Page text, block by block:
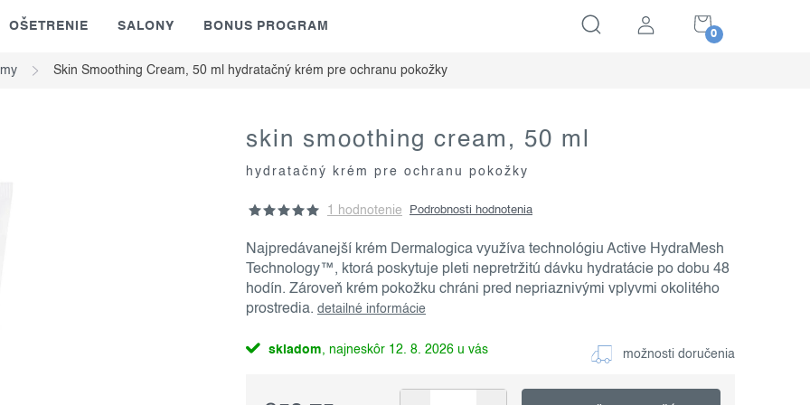
NÁKUPNÝ
KOŠÍK
OŠETRENIE SALONY BONUS PROGRAM
Skin Smoothing Cream, 50 ml hydratačný krém pre ochranu pokožky
skin smoothing cream, 50 ml
hydratačný krém pre ochranu pokožky
1 hodnotenie Podrobnosti hodnotenia
Najpredávanejší krém Dermalogica využíva technológiu Active HydraMesh
Technology™, ktorá poskytuje pleti nepretržitú dávku hydratácie po dobu 48
hodín. Zároveň krém pokožku chráni pred nepriaznivými vplyvmi okolitého
prostredia. detailné informácie
skladom 12. 8. 2026 možnosti doručenia